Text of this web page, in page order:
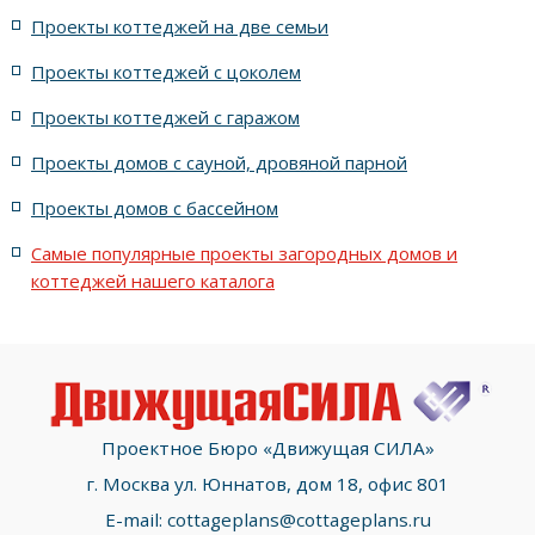
с площадью от 450 м2
с 5-ю спальнями на втором этаже
из кирпича Алларт (Петровский Кирпич)
Проекты коттеджей на две семьи
Проекты коттеджей с цоколем
Проекты коттеджей с гаражом
Проекты домов с сауной, дровяной парной
Проекты домов с бассейном
Самые популярные проекты загородных домов и
коттеджей нашего каталога
Проектное Бюро «Движущая СИЛА»
г. Москва ул. Юннатов, дом 18, офис 801
E-mail: cottageplans@cottageplans.ru